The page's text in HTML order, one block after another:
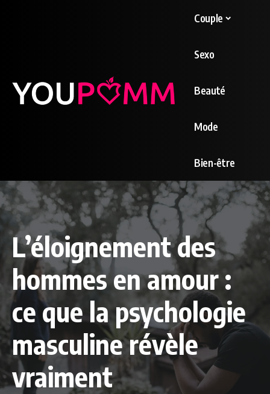
Couple
Sexo
Beauté
Mode
Bien-être
L’éloignement des
hommes en amour :
ce que la psychologie
masculine révèle
vraiment